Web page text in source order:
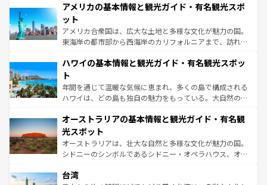
ンツ一覧を参照してほしい。
の建物がそのまま残る町や、スイスならではのユニークな
博物館もあり、アルプス観光だけでなく町歩きも満喫する
ことができる。国民の所得が高いため物価も高いが、旅行
者向けの交通パス提供のサービスもあり、うまく活用すれ
着のスイス情報はコンテンツ一覧を参照してほしい。
アメリカの基本情報と観光ガイド・有名観光スポ
ット
アメリカ合衆国は、広大な土地と多様な文化が魅力の国。
東海岸の都市部から西海岸のカリフォルニアまで、訪れる
のような巨大都市は、観光、ショッピング、エンターテイ
ンメントが詰まった刺激的なスポットだ。一方、アメリカ
西部には大自然が広がり、グランドキャニオンやイエロー
ストーン国立公園といった絶景が堪能できる。さらに、南
文化が魅力。旅行者はアメリカの各地域で異なる魅力を楽
しみながら、その多様性と豊かな歴史を感じることができ
るだろう。車でのロードトリップや列車の旅も、アメリカ
ならではの贅沢な旅のスタイルだ。 なお、新着のアメリカ
情報は コンテンツ一覧 を参照してほしい。
ハワイの基本情報と観光ガイド・有名観光スポッ
ト
年間を通じて温暖な気候に恵まれ、多くの島で構成される
ハワイは、どの島も独自の魅力をもっている。大自然の神
ワイ島は見逃せない。また、定番の観光地といえばオアフ
島だが、静かな自然を求めるならマウイ島やカウアイ島が
おすすめ。エメラルドグリーンに輝く海をはじめ、豊かな
文化や歴史が息づいている。「アロハスピリット」と呼ば
人々、おいしいローカルフードやハワイアンミュージッ
オーストラリアの基本情報と観光ガイド・有名観
光スポット
オーストラリアは、壮大な自然と多様な文化が魅力の国。
シドニーのシンボルであるシドニー・オペラハウス、オー
リアリーフや大陸中央部にそびえるウルル（エアーズロッ
台湾